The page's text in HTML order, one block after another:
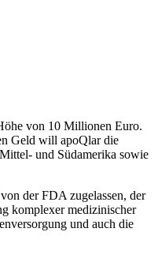
von 10 Millionen Euro.
Geld will apoQlar die
und Südamerika sowie
der FDA zugelassen, der
komplexer medizinischer
und auch die